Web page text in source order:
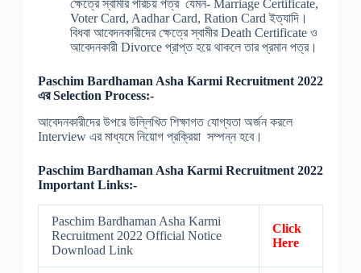
ক্ষেত্রে স্বামীর পরিচয় পত্র যেমন- Marriage Certificate,
Voter Card, Aadhar Card, Ration Card ইত্যাদি।
বিধবা আবেদনকারীদের ক্ষেত্রে স্বামীর Death Certificate ও
আবেদনকারী Divorce প্রাপ্ত হয়ে থাকলে তার প্রমান পত্র।
Paschim Bardhaman Asha Karmi Recruitment 2022
এর Selection Process:-
আবেদনকারীদের উপরে উল্লিখিত শিক্ষাগত যোগ্যতা অর্জন করলে
Interview এর মাধ্যমে নিয়োগ প্রক্রিয়া সম্পন্ন হবে।
Paschim Bardhaman Asha Karmi Recruitment 2022
Important Links:-
Paschim Bardhaman Asha Karmi
Recruitment 2022 Official Notice
Download Link
Click
Here